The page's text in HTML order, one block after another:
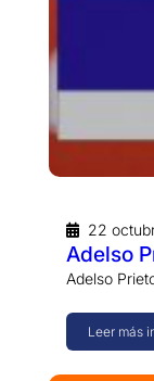
22
Adelso
Adelso
Leer más